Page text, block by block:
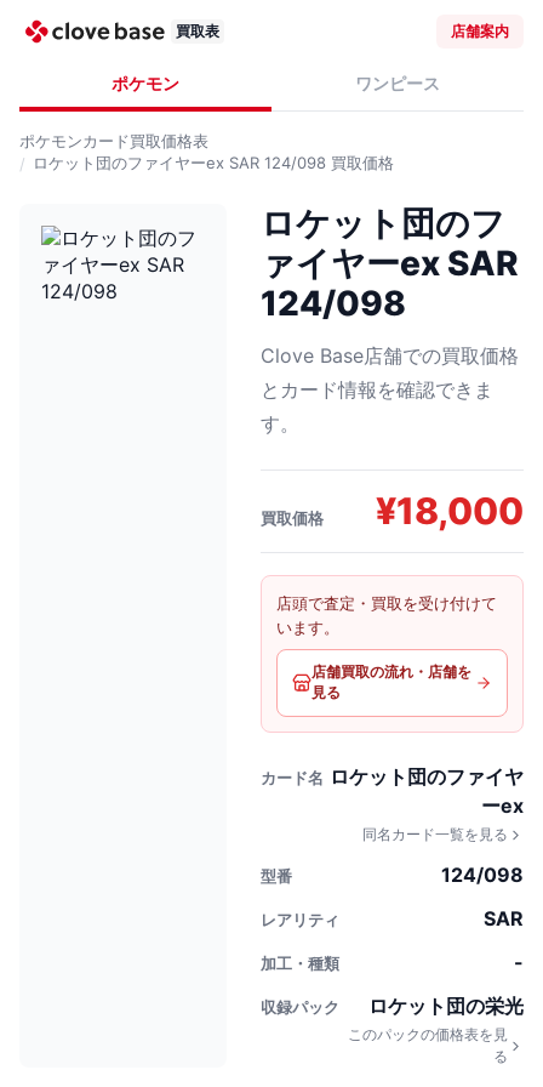
買取表 店舗案内
ポケモン ワンピース
ポケモンカード買取価格表
ロケット団のファイヤーex SAR 124/098 買取価格
ロケット団のフ
ァイヤーex SAR
124/098
Clove Base店舗での買取価格
とカード情報を確認できま
す。
買取価格 ¥18,000
店頭で査定・買取を受け付けて
います。
店舗買取の流れ・店舗を
見る
カード名 ロケット団のファイヤ
ーex
同名カード一覧を見る
型番 124/098
レアリティ SAR
加工・種類 -
収録パック ロケット団の栄光
このパックの価格表を見
る